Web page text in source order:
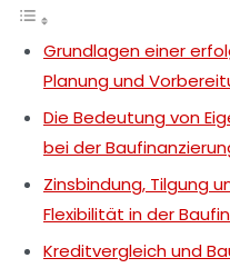
Grundlagen einer
Planung und
Die Bedeutung von
bei der
Zinsbindung, Tilgung
Flexibilität in der
Kreditvergleich und